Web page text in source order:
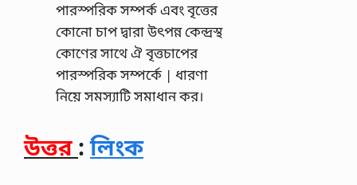
পারস্পরিক সম্পর্ক এবং বৃত্তের
কোনাে চাপ দ্বারা উৎপন্ন কেন্দ্রস্থ
কোণের সাথে ঐ বৃত্তচাপের
পারস্পরিক সম্পর্কে | ধারণা
নিয়ে সমস্যাটি সমাধান কর।
উত্তর :লিংক